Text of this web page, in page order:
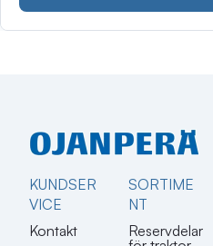
KUNDSER
VICE
Kontakt
SORTIME
NT
Reservdelar